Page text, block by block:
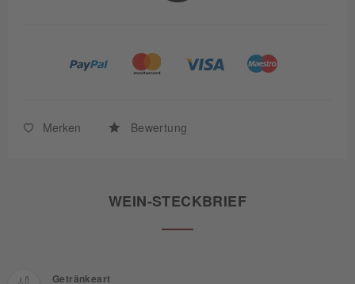
Merken Bewertung
WEIN-STECKBRIEF
Getränkeart